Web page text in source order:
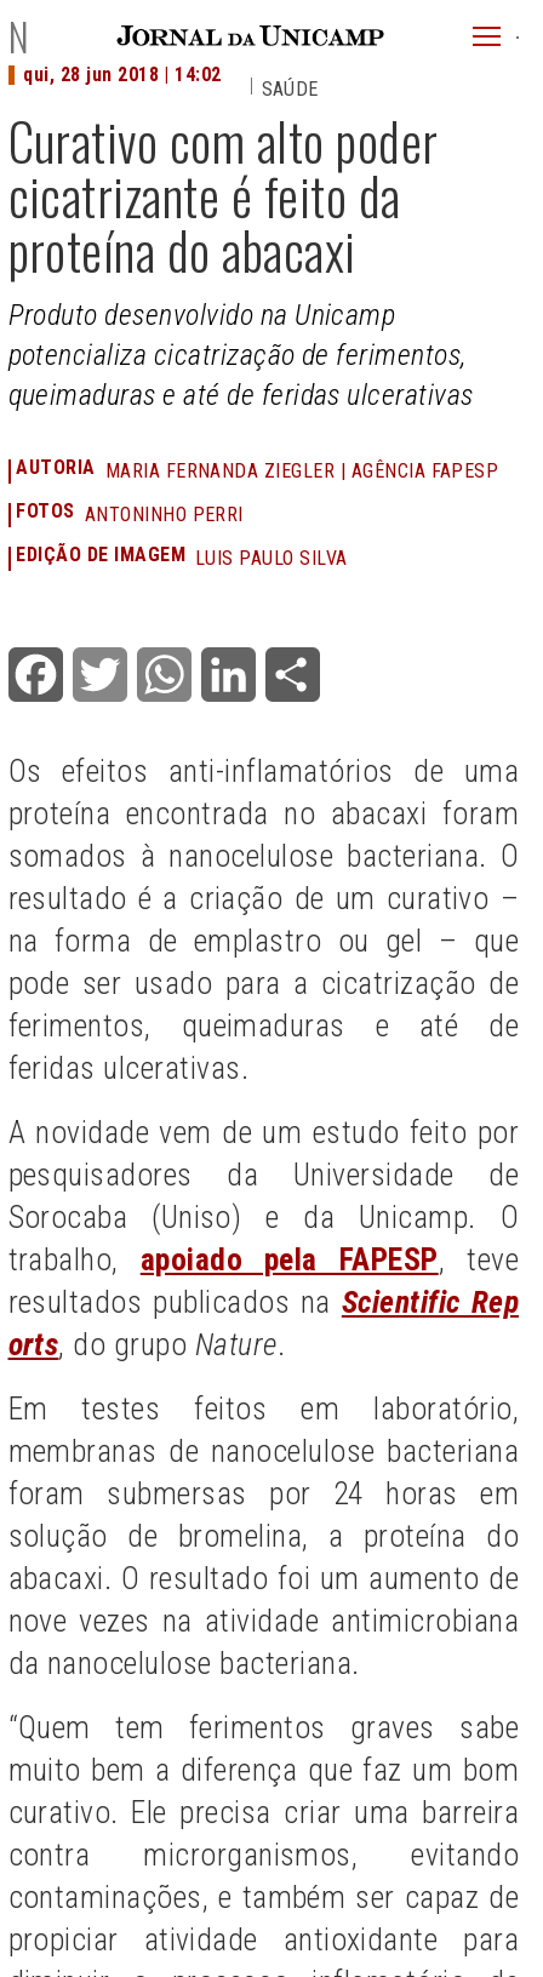
JU
NOTÍCIAS
Curativo com alto poder
cicatrizante é feito da
proteína do abacaxi
qui, 28 jun 2018 | 14:02
SAÚDE
Produto desenvolvido na Unicamp
potencializa cicatrização de ferimentos,
queimaduras e até de feridas ulcerativas
AUTORIA MARIA FERNANDA ZIEGLER | AGÊNCIA FAPESP
FOTOS ANTONINHO PERRI
EDIÇÃO DE IMAGEM LUIS PAULO SILVA
Facebook Twitter WhatsApp LinkedIn
Os efeitos anti-inflamatórios de uma
proteína encontrada no abacaxi foram
somados à nanocelulose bacteriana. O
resultado é a criação de um curativo –
na forma de emplastro ou gel – que
pode ser usado para a cicatrização de
ferimentos, queimaduras e até de
feridas ulcerativas.
A novidade vem de um estudo feito por
pesquisadores da Universidade de
Sorocaba (Uniso) e da Unicamp. O
trabalho, apoiado pela FAPESP, teve
resultados publicados na Scientific Rep
orts, do grupo Nature.
Em testes feitos em laboratório,
membranas de nanocelulose bacteriana
foram submersas por 24 horas em
solução de bromelina, a proteína do
abacaxi. O resultado foi um aumento de
nove vezes na atividade antimicrobiana
da nanocelulose bacteriana.
“Quem tem ferimentos graves sabe
muito bem a diferença que faz um bom
curativo. Ele precisa criar uma barreira
contra microrganismos, evitando
contaminações, e também ser capaz de
propiciar atividade antioxidante para